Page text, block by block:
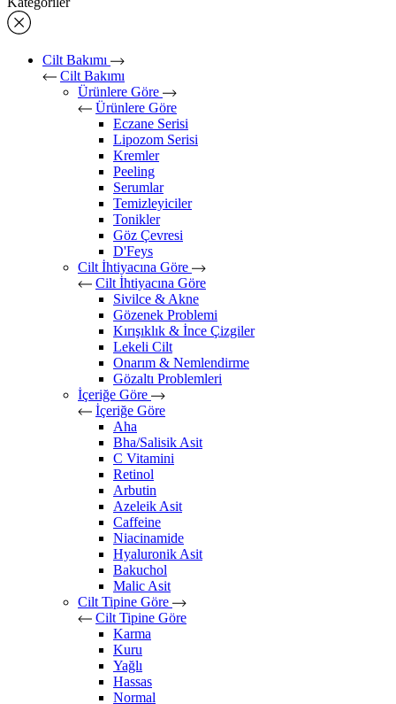
Cilt Bakımı
Cilt Bakımı
Ürünlere Göre
Ürünlere Göre
Eczane Serisi
Lipozom Serisi
Kremler
Peeling
Serumlar
Temizleyiciler
Tonikler
Göz Çevresi
D'Feys
Cilt İhtiyacına Göre
Cilt İhtiyacına Göre
Sivilce & Akne
Gözenek Problemi
Kırışıklık & İnce Çizgiler
Lekeli Cilt
Onarım & Nemlendirme
Gözaltı Problemleri
İçeriğe Göre
İçeriğe Göre
Aha
Bha/Salisik Asit
C Vitamini
Retinol
Arbutin
Azeleik Asit
Caffeine
Niacinamide
Hyaluronik Asit
Bakuchol
Malic Asit
Cilt Tipine Göre
Cilt Tipine Göre
Karma
Kuru
Yağlı
Hassas
Normal